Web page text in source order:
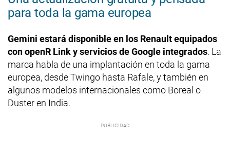
para toda la gama europea
Gemini estará disponible en los Renault equipados
con openR Link y servicios de Google integrados. La
marca habla de una implantación en toda la gama
europea, desde Twingo hasta Rafale, y también en
algunos modelos internacionales como Boreal o
Duster en India.